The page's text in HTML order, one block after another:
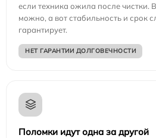
если техника ожила после чистки.
можно, а вот стабильность и срок
гарантирует.
НЕТ ГАРАНТИИ ДОЛГОВЕЧНОСТИ
Поломки идут одна за другой